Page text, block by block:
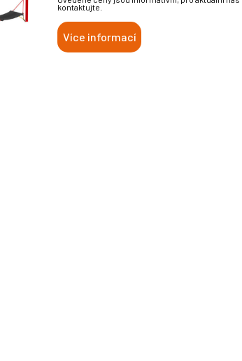
kontaktujte.
Více informací